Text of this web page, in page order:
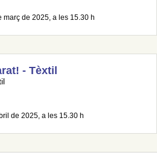
març de 2025, a les 15.30 h
- Tèxtil
de 2025, a les 15.30 h